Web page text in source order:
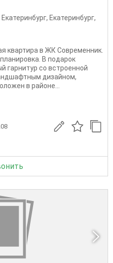
, Екатеринбург,
квартира в ЖК Современник.
В подарок
гарнитур со встроенной
дизайном,
в районе...